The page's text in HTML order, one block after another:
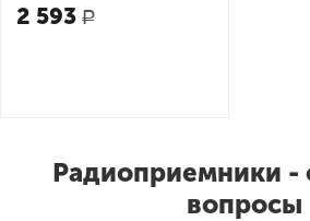
Радиоприемники -
вопросы
2 593 Р